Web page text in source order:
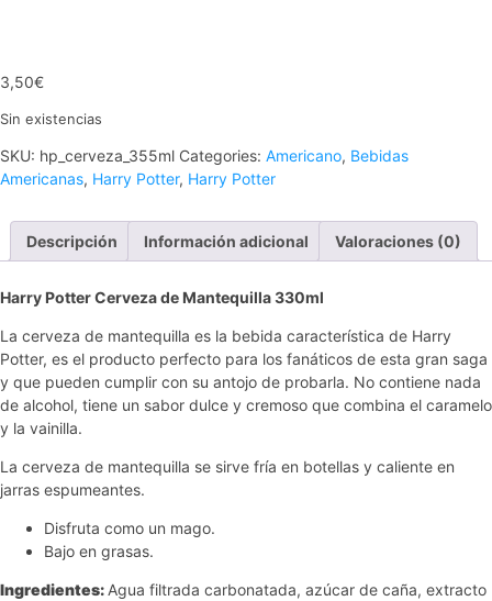
3,50€
Sin existencias
SKU: hp_cerveza_355ml Categories: Americano, Bebidas
Americanas, Harry Potter, Harry Potter
Descripción Información adicional Valoraciones (0)
Harry Potter Cerveza de Mantequilla 330ml
La cerveza de mantequilla es la bebida característica de Harry
Potter, es el producto perfecto para los fanáticos de esta gran saga
y que pueden cumplir con su antojo de probarla. No contiene nada
de alcohol, tiene un sabor dulce y cremoso que combina el caramelo
y la vainilla.
La cerveza de mantequilla se sirve fría en botellas y caliente en
jarras espumeantes.
Disfruta como un mago.
Bajo en grasas.
Ingredientes: Agua filtrada carbonatada, azúcar de caña, extracto